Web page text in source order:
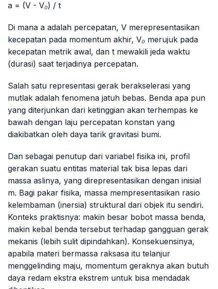
a = (V - V₀) / t
Di mana a adalah percepatan, V merepresentasikan
kecepatan pada momentum akhir, V₀ merujuk pada
kecepatan metrik awal, dan t mewakili jeda waktu
(durasi) saat terjadinya percepatan.
Salah satu representasi gerak berakselerasi yang
mutlak adalah fenomena jatuh bebas. Benda apa pun
yang diterjunkan dari ketinggian akan terhempas ke
bawah dengan laju percepatan konstan yang
diakibatkan oleh daya tarik gravitasi bumi.
Dan sebagai penutup dari variabel fisika ini, profil
gerakan suatu entitas material tak bisa lepas dari
massa aslinya, yang direpresentasikan dengan inisial
m. Bagi pakar fisika, massa mempresentasikan rasio
kelembaman (inersia) struktural dari objek itu sendiri.
Konteks praktisnya: makin besar bobot massa benda,
makin kebal benda tersebut terhadap gangguan gerak
mekanis (lebih sulit dipindahkan). Konsekuensinya,
apabila materi bermassa raksasa itu telanjur
menggelinding maju, momentum geraknya akan butuh
daya redam ekstra ekstrem untuk bisa mendadak